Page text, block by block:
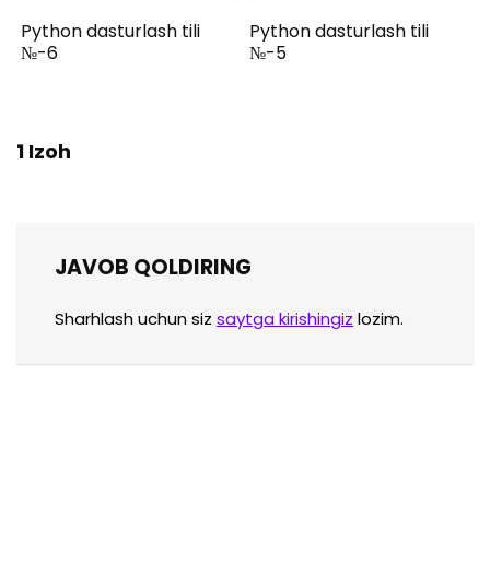
Python dasturlash tili
№-6
Python dasturlash tili
№-5
1 Izoh
JAVOB QOLDIRING
Sharhlash uchun siz saytga kirishingiz lozim.